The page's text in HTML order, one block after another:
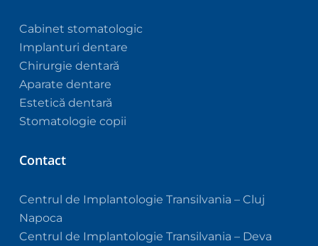
Cabinet stomatologic
Implanturi dentare
Chirurgie dentară
Aparate dentare
Estetică dentară
Stomatologie copii
Contact
Centrul de Implantologie Transilvania – Cluj
Napoca
Centrul de Implantologie Transilvania – Deva